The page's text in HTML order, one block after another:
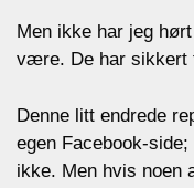
Men ikke har jeg
være. De har sikkert
Denne litt endrede
egen Facebook-
ikke. Men hvis noen